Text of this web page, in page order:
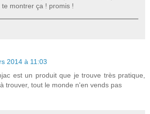
te montrer ça ! promis !
2014 à 11:03
est un produit que je trouve très pratique,
trouver, tout le monde n'en vends pas